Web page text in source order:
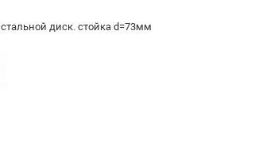
диск. стойка d=73мм